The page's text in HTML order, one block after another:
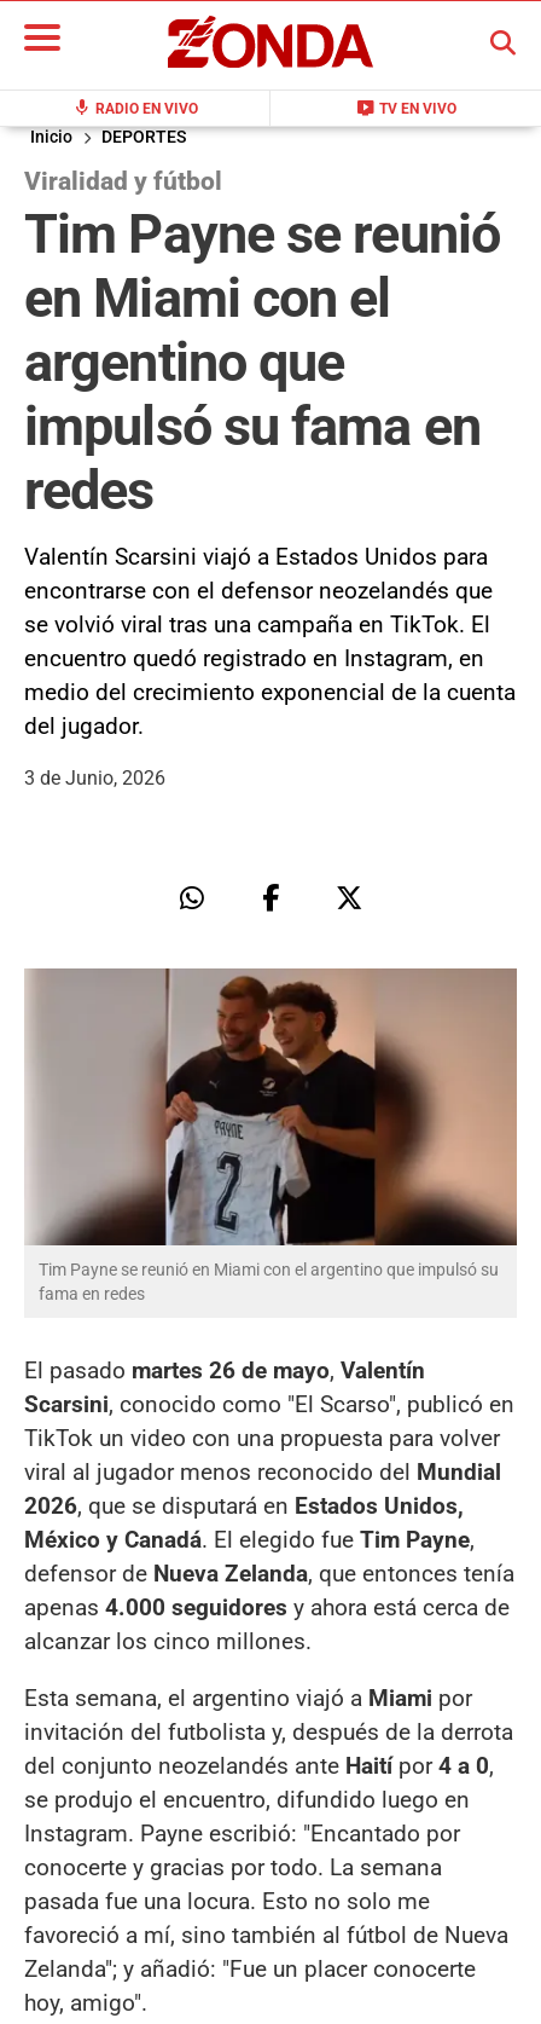
mic RADIO EN VIVO live_tv TV EN VIVO
BUSCAR
Inicio DEPORTES
Viralidad y fútbol
Tim Payne se reunió
en Miami con el
argentino que
impulsó su fama en
redes
Valentín Scarsini viajó a Estados Unidos para
encontrarse con el defensor neozelandés que
se volvió viral tras una campaña en TikTok. El
encuentro quedó registrado en Instagram, en
medio del crecimiento exponencial de la cuenta
del jugador.
3 de Junio, 2026
Tim Payne se reunió en Miami con el argentino que impulsó su
fama en redes
El pasado martes 26 de mayo, Valentín
Scarsini, conocido como "El Scarso", publicó en
TikTok un video con una propuesta para volver
viral al jugador menos reconocido del Mundial
2026, que se disputará en Estados Unidos,
México y Canadá. El elegido fue Tim Payne,
defensor de Nueva Zelanda, que entonces tenía
apenas 4.000 seguidores y ahora está cerca de
alcanzar los cinco millones.
Esta semana, el argentino viajó a Miami por
invitación del futbolista y, después de la derrota
del conjunto neozelandés ante Haitípor4 a 0,
se produjo el encuentro, difundido luego en
Instagram. Payne escribió: "Encantado por
conocerte y gracias por todo. La semana
pasada fue una locura. Esto no solo me
favoreció a mí, sino también al fútbol de Nueva
Zelanda"; y añadió: "Fue un placer conocerte
hoy, amigo".